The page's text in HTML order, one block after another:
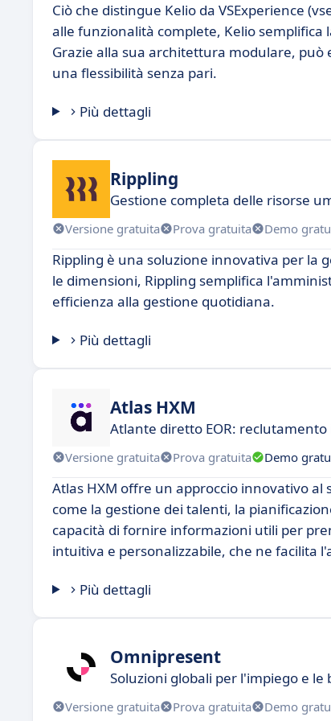
Ciò che distingue Kelio da VSExperience
alle funzionalità complete, Kelio
Grazie alla sua architettura modulare,
una flessibilità senza pari.
Più dettagli
Rippling
Gestione completa delle risorse
Versione gratuita Prova gratuita Demo
Rippling è una soluzione innovativa per la
le dimensioni, Rippling semplifica
efficienza alla gestione quotidiana.
Più dettagli
Atlas HXM
Atlante diretto EOR:
Versione gratuita Prova gratuita Demo
Atlas HXM offre un approccio innovativo
come la gestione dei talenti, la
capacità di fornire informazioni utili per
intuitiva e personalizzabile, che ne facilita
Più dettagli
Omnipresent
Soluzioni globali per l'impiego e le
Versione gratuita Prova gratuita Demo